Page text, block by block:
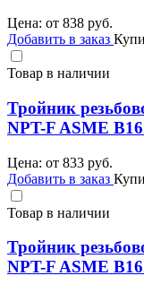
Цена: от 838 руб.
Добавить в заказ
Товар в наличии
Тройник
NPT-F ASME
Цена: от 833 руб.
Добавить в заказ
Товар в наличии
Тройник
NPT-F ASME